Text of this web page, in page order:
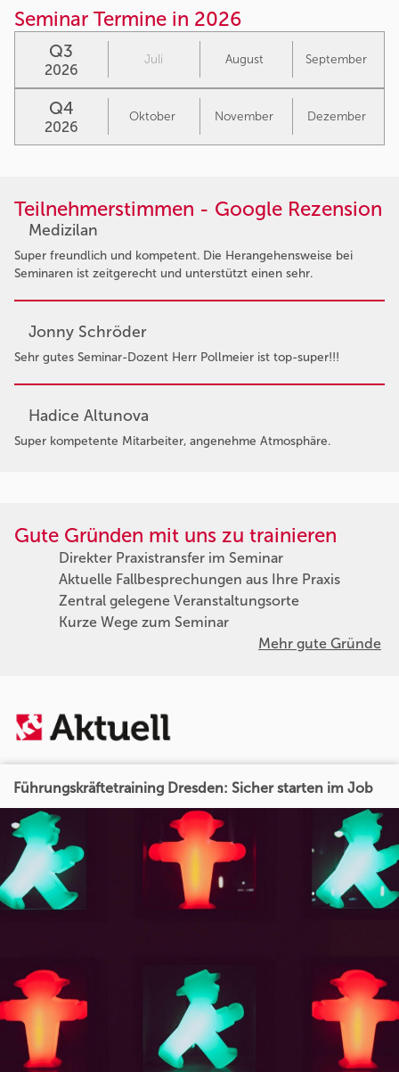
Teilnehmerstimmen - Google Rezension
Medizilan
Super freundlich und kompetent. Die Herangehensweise bei
Seminaren ist zeitgerecht und unterstützt einen sehr.
Jonny Schröder
Sehr gutes Seminar-Dozent Herr Pollmeier ist top-super!!!
Hadice Altunova
Super kompetente Mitarbeiter, angenehme Atmosphäre.
Gute Gründen mit uns zu trainieren
Direkter Praxistransfer im Seminar
Aktuelle Fallbesprechungen aus Ihre Praxis
Zentral gelegene Veranstaltungsorte
Kurze Wege zum Seminar
Mehr gute Gründe
Führungskräftetraining Dresden: Sicher starten im Job
Seminar Termine in 2026
Q3
2026
Juli August September
Q4
2026
Oktober November Dezember